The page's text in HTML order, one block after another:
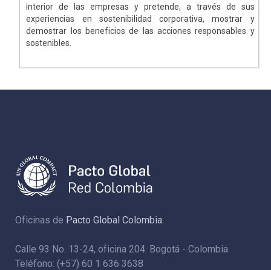
interior de las empresas y pretende, a través de sus
experiencias en sostenibilidad corporativa, mostrar y
demostrar los beneficios de las acciones responsables y
sostenibles.
Oficinas de Pacto Global Colombia:
Calle 93 No. 13-24, oficina 204. Bogotá - Colombia
Teléfono: (+57) 60 1 636 3638